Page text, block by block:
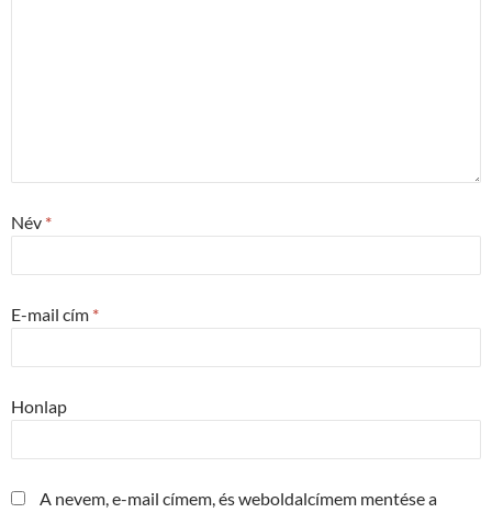
Név *
E-mail cím *
Honlap
A nevem, e-mail címem, és weboldalcímem mentése a